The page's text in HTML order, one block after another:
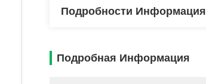
Подробности Информация
Подробная Информация